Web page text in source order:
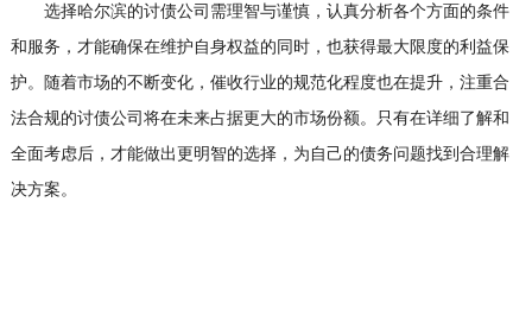
选择哈尔滨的讨债公司需理智与谨慎，认真分析各个方面的条件
和服务，才能确保在维护自身权益的同时，也获得最大限度的利益保
护。随着市场的不断变化，催收行业的规范化程度也在提升，注重合
法合规的讨债公司将在未来占据更大的市场份额。只有在详细了解和
全面考虑后，才能做出更明智的选择，为自己的债务问题找到合理解
决方案。